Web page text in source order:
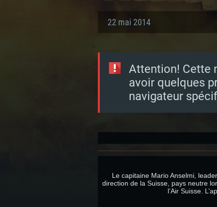
22 mai 2014
Attention! Cette
avoir quelques
navigateur
Le capitaine Mario Anselmi,
direction de la Suisse, pays neutre
l’Air Suisse.